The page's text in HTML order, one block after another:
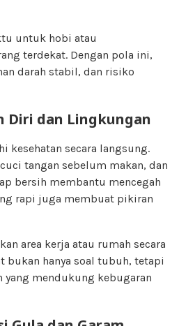
untuk hobi atau
terdekat. Dengan pola ini,
darah stabil, dan risiko
Diri dan Lingkungan
kesehatan secara langsung.
tangan sebelum makan, dan
bersih membantu mencegah
rapi juga membuat pikiran
area kerja atau rumah secara
bukan hanya soal tubuh, tetapi
mendukung kebugaran